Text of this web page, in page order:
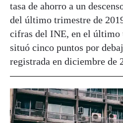
tasa de ahorro a un
del último trimestre de
cifras del INE, en el último
situó cinco puntos por
registrada en diciembre de